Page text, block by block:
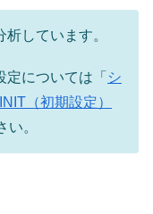
しています。
定については「 シ
（初期設定）
い。